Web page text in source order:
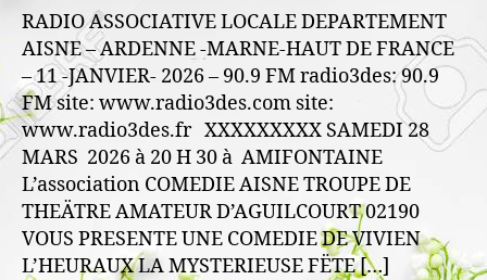
mars
RADIO ASSOCIATIVE LOCALE DEPARTEMENT
AISNE – ARDENNE -MARNE-HAUT DE FRANCE
– 11 -JANVIER- 2026 – 90.9 FM radio3des: 90.9
FM site: www.radio3des.com site:
www.radio3des.fr XXXXXXXXX SAMEDI 28
MARS 2026 à 20 H 30 à AMIFONTAINE
L’association COMEDIE AISNE TROUPE DE
THEÄTRE AMATEUR D’AGUILCOURT 02190
VOUS PRESENTE UNE COMEDIE DE VIVIEN
L’HEURAUX LA MYSTERIEUSE FËTE […]